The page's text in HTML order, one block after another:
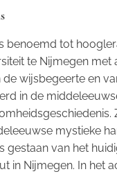
benoemd tot
te Nijmegen
wijsbegeerte en
in de
mystieke
gestaan van het
in Nijmegen. In het